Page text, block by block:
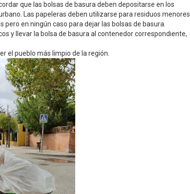
que las bolsas de basura deben depositarse en los
Las papeleras deben utilizarse para residuos menores
en ningún caso para dejar las bolsas de basura.
y llevar la bolsa de basura al contenedor correspondiente,
el pueblo más limpio de la región.